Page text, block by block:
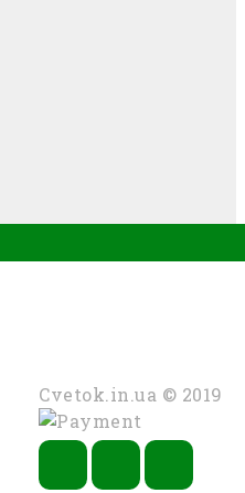
Cvetok.in.ua © 2019